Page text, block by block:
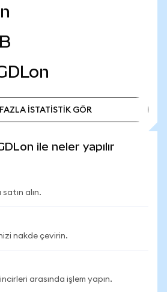
İSTATİSTİK GÖR
ile neler yapılır
alın.
nakde çevirin.
arasında işlem yapın.